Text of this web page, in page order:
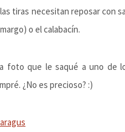
tiras necesitan reposar con
o el calabacín.
foto que le saqué a uno de
¿No es precioso? :)